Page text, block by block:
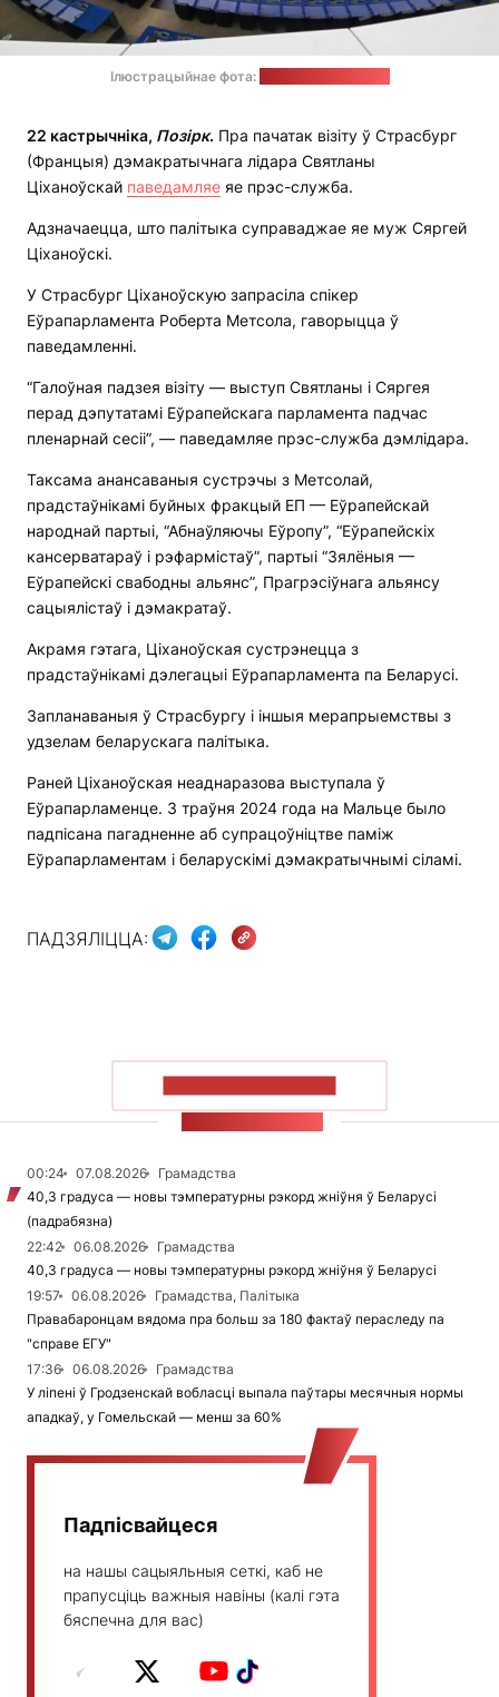
Ілюстрацыйнае фота:
22 кастрычніка, Позірк. Пра пачатак візіту ў Страсбург
(Францыя) дэмакратычнага лідара Святланы
Ціханоўскай паведамляе яе прэс-служба.
Адзначаецца, што палітыка суправаджае яе муж Сяргей
Ціханоўскі.
У Страсбург Ціханоўскую запрасіла спікер
Еўрапарламента Роберта Метсола, гаворыцца ў
паведамленні.
“Галоўная падзея візіту — выступ Святланы і Сяргея
перад дэпутатамі Еўрапейскага парламента падчас
пленарнай сесіі”, — паведамляе прэс-служба дэмлідара.
Таксама анансаваныя сустрэчы з Метсолай,
прадстаўнікамі буйных фракцый ЕП — Еўрапейскай
народнай партыі, “Абнаўляючы Еўропу”, “Еўрапейскіх
кансерватараў і рэфармістаў”, партыі “Зялёныя —
Еўрапейскі свабодны альянс”, Прагрэсіўнага альянсу
сацыялістаў і дэмакратаў.
Акрамя гэтага, Ціханоўская сустрэнецца з
прадстаўнікамі дэлегацыі Еўрапарламента па Беларусі.
Запланаваныя ў Страсбургу і іншыя мерапрыемствы з
удзелам беларускага палітыка.
Раней Ціханоўская неаднаразова выступала ў
Еўрапарламенце. 3 траўня 2024 года на Мальце было
падпісана пагадненне аб супрацоўніцтве паміж
Еўрапарламентам і беларускімі дэмакратычнымі сіламі.
ПАДЗЯЛІЦЦА:
00:24 07.08.2026
Грамадства
40,3 градуса — новы тэмпературны рэкорд жніўня ў Беларусі
(падрабязна)
22:42
06.08.2026
Грамадства
40,3 градуса — новы тэмпературны рэкорд жніўня ў Беларусі
19:57
06.08.2026
Грамадства, Палітыка
Правабаронцам вядома пра больш за 180 фактаў пераследу па
"справе ЕГУ"
17:36
06.08.2026
Грамадства
У ліпені ў Гродзенскай вобласці выпала паўтары месячныя нормы
ападкаў, у Гомельскай — менш за 60%
Падпісвайцеся
на нашы сацыяльныя сеткі, каб не
прапусціць важныя навіны (калі гэта
бяспечна для вас)